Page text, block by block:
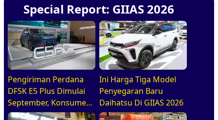
Special Report: GIIAS 2026
Pengiriman Perdana
DFSK E5 Plus Dimulai
September, Konsumen
Diajak Tur Pabrik
Ini Harga Tiga Model
Penyegaran Baru
Daihatsu Di GIIAS 2026